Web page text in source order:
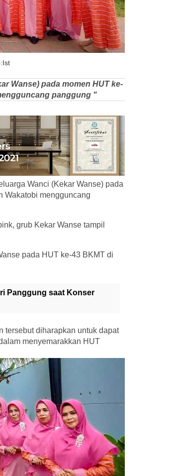
Wanse) pada momen HUT ke-
panggung "
Wanci (Kekar Wanse) pada
Wakatobi mengguncang
grub Kekar Wanse tampil
pada HUT ke-43 BKMT di
Panggung saat Konser
tersebut diharapkan untuk dapat
menyemarakkan HUT